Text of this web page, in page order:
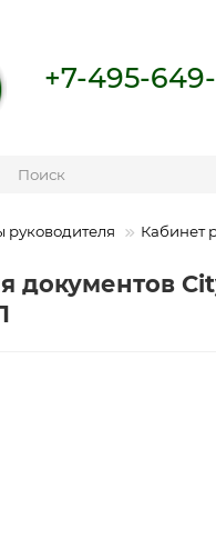
+7-495-
руководителя Кабинет
документов